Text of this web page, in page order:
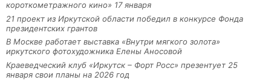
короткометражного кино» 17 января
21 проект из Иркутской области победил в конкурсе Фонда
президентских грантов
В Москве работает выставка «Внутри мягкого золота»
иркутского фотохудожника Елены Аносовой
Краеведческий клуб «Иркутск – Форт Росс» презентует 25
января свои планы на 2026 год